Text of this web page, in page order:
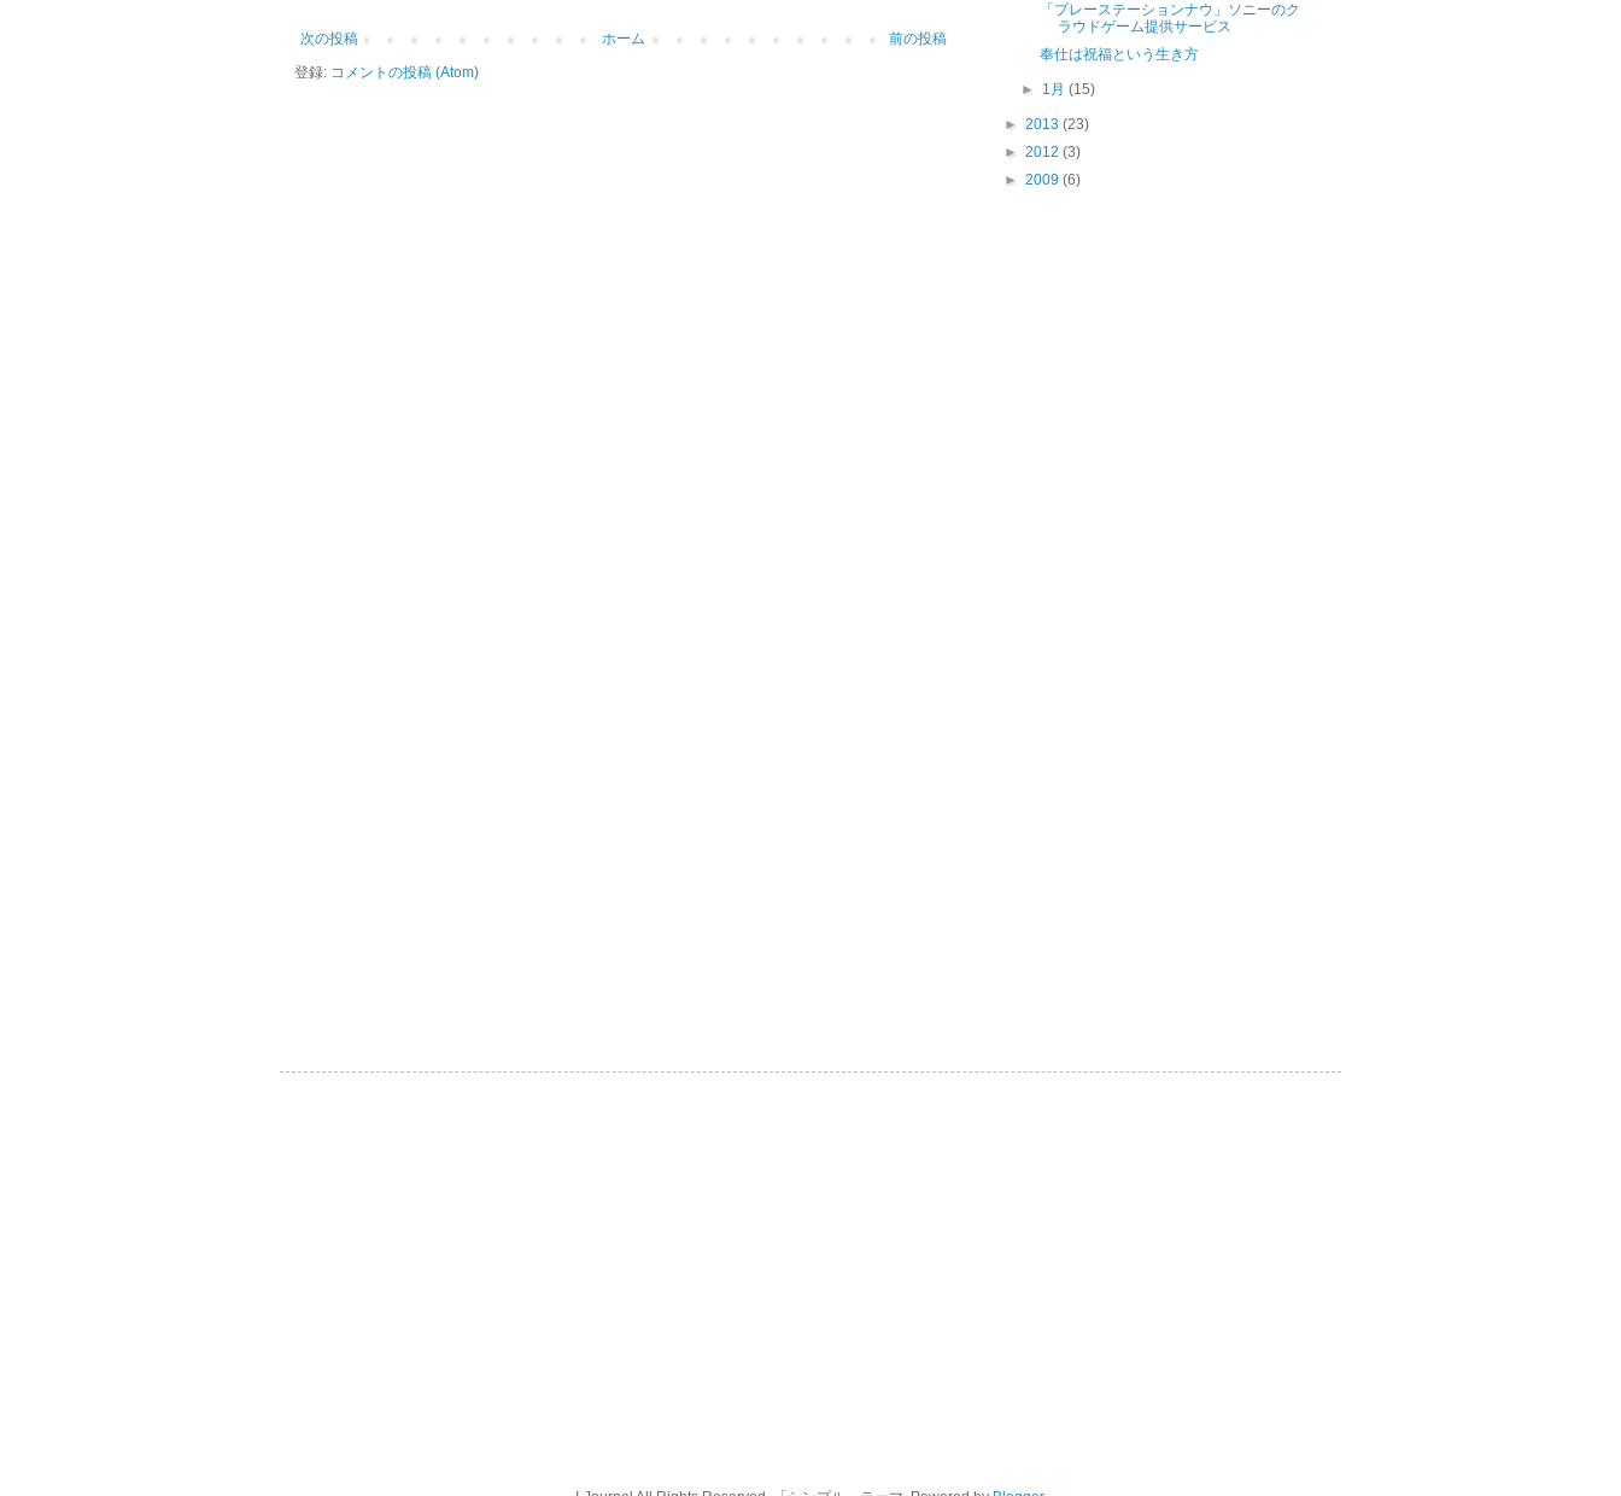
次の投稿 前の投稿
ホーム
登録: コメントの投稿 (Atom)
「プレーステーションナウ」ソニーのク
ラウドゲーム提供サービス
奉仕は祝福という生き方
► 1月(15)
► 2013 (23)
► 2012 (3)
► 2009 (6)